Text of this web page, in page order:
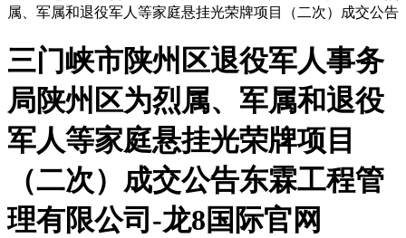
属、军属和退役军人等家庭悬挂光荣牌项目（二次）成交公告
三门峡市陕州区退役军人事务
局陕州区为烈属、军属和退役
军人等家庭悬挂光荣牌项目
（二次）成交公告东霖工程管
理有限公司-龙8国际官网